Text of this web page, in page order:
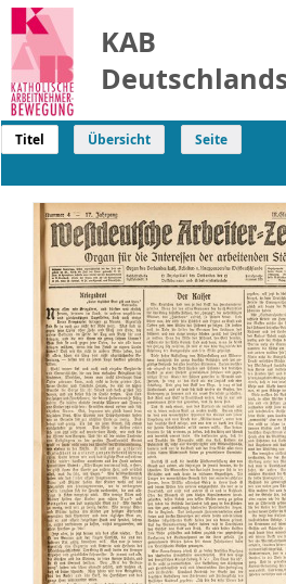
KAB
Titel Übersicht Seite